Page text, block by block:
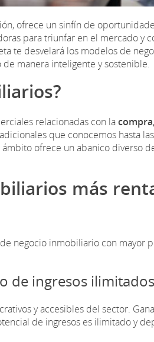
ofrece un sinfín de
para triunfar en el mercado y
te desvelará los modelos de
manera inteligente y sostenible.
relacionadas con la
que conocemos hasta
ofrece un abanico diverso
más
negocio inmobiliario con mayor
de ingresos ilimitados
y accesibles del sector.
de ingresos es ilimitado y